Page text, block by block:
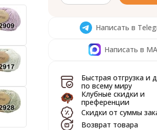
Написать в
Написать в
Быстрая отгрузка и
по всему миру
Клубные скидки и
преференции
Скидки от суммы
Возврат товара